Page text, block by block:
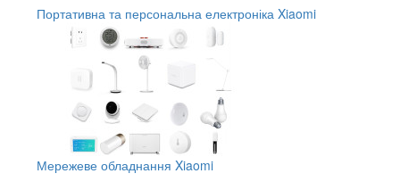
Портативна та персональна електроніка Xiaomi
Мережеве обладнання Xiaomi